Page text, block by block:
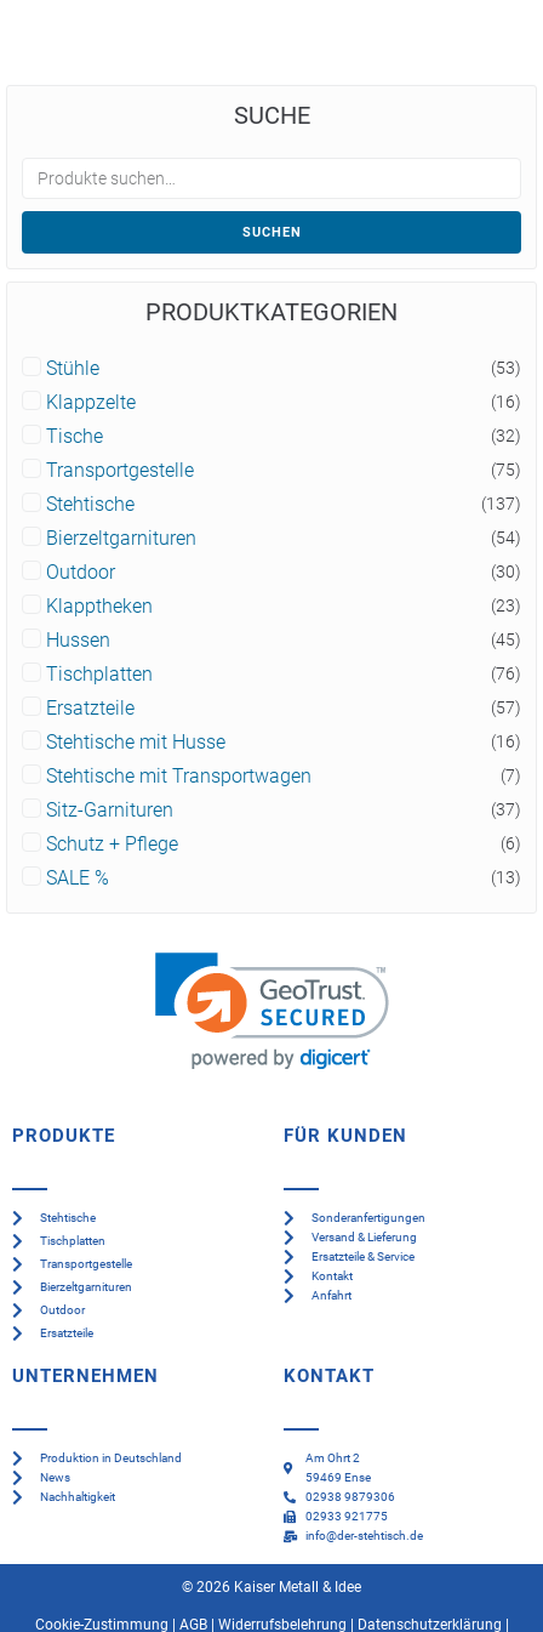
SUCHE
SUCHEN
PRODUKTKATEGORIEN
Stühle (53)
Klappzelte (16)
Tische (32)
Transportgestelle (75)
Stehtische (137)
Bierzeltgarnituren (54)
Outdoor (30)
Klapptheken (23)
Hussen (45)
Tischplatten (76)
Ersatzteile (57)
Stehtische mit Husse (16)
Stehtische mit Transportwagen (7)
Sitz-Garnituren (37)
Schutz + Pflege (6)
SALE % (13)
PRODUKTE
Stehtische
Tischplatten
Transportgestelle
Bierzeltgarnituren
Outdoor
Ersatzteile
FÜR KUNDEN
Sonderanfertigungen
Versand & Lieferung
Ersatzteile & Service
Kontakt
Anfahrt
UNTERNEHMEN
Produktion in Deutschland
News
Nachhaltigkeit
KONTAKT
Am Ohrt 2
59469 Ense
02938 9879306
02933 921775
info@der-stehtisch.de
© 2026 Kaiser Metall & Idee
Cookie-Zustimmung AGB| Widerrufsbelehrung Datenschutzerklärung